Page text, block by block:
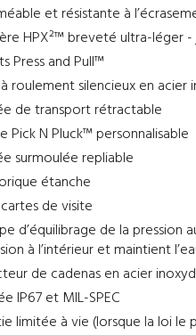
et résistante à
HPX²™ breveté ultra-léger -
Press and Pull™
roulement silencieux en acier
de transport rétractable
Pick N Pluck™ personnalisable
surmoulée repliable
étanche
de visite
d’équilibrage de la pression
à l’intérieur et maintient
de cadenas en acier
IP67 et MIL-SPEC
limitée à vie (lorsque la loi le